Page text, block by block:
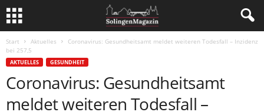
Start Aktuelles
Coronavirus: Gesundheitsamt meldet weiteren Todesfall – Inzidenz
bei 257,5
AKTUELLES GESUNDHEIT
Coronavirus: Gesundheitsamt
meldet weiteren Todesfall –